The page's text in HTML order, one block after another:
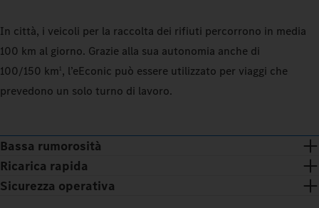
In città, i veicoli per la raccolta dei rifiuti percorrono in media
100 km al giorno. Grazie alla sua autonomia anche di
100/150 km1, l’eEconic può essere utilizzato per viaggi che
prevedono un solo turno di lavoro.
Bassa rumorosità
Ricarica rapida
Sicurezza operativa